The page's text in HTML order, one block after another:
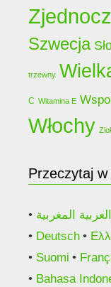
Szwecja
trzewny
C Witamina E
Włochy
Przeczytaj
العربية المغربية
Deutsch
Suomi
Bahasa